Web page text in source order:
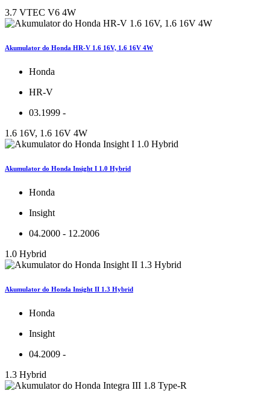
3.7 VTEC V6 4W
Akumulator do Honda HR-V 1.6 16V, 1.6 16V 4W
Honda
HR-V
03.1999 -
1.6 16V, 1.6 16V 4W
Akumulator do Honda Insight I 1.0 Hybrid
Honda
Insight
04.2000 - 12.2006
1.0 Hybrid
Akumulator do Honda Insight II 1.3 Hybrid
Honda
Insight
04.2009 -
1.3 Hybrid